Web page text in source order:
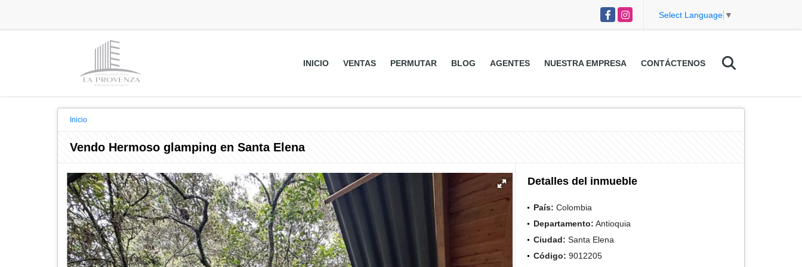
FacebookInstagram Select Language ▼
INICIO VENTAS PERMUTAR BLOG AGENTES NUESTRA EMPRESA CONTÁCTENOS
Inicio
Vendo Hermoso glamping en Santa Elena
Detalles del inmueble
País: Colombia
Departamento: Antioquia
Ciudad: Santa Elena
Código: 9012205